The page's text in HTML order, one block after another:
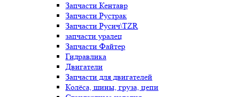
Запчасти Кентавр
Запчасти Рустрак
Запчасти Русич\TZR
запчасти уралец
Запчасти Файтер
Гидравлика
Двигатели
Запчасти для двигателей
Колёса, шины, груза, цепи